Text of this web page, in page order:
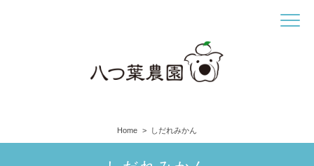
Home しだれみかん